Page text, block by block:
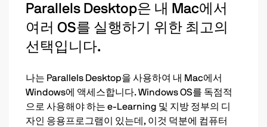
Parallels Desktop은 내 Mac에서
여러 OS를 실행하기 위한 최고의
선택입니다.
나는 Parallels Desktop을 사용하여 내 Mac에서
Windows에 액세스합니다. Windows OS를 독점적
으로 사용해야 하는 e-Learning 및 지방 정부의 디
자인 응용프로그램이 있는데, 이것 덕분에 컴퓨터